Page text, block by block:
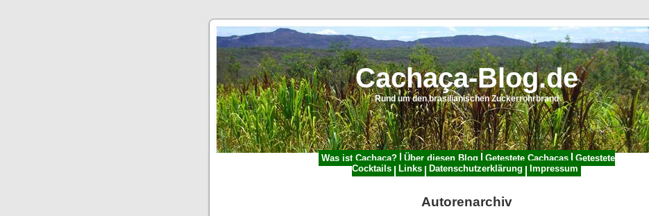
Cachaça-Blog.de
Rund um den brasilianischen Zuckerrohrbrand
Was ist Cachaça? Über diesen Blog Getestete Cachaças
Getestete
Cocktails
Links Datenschutzerklärung Impressum
Autorenarchiv